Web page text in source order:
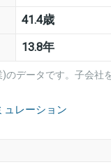
41.4歳
13.8年
データです。子会社
ュレーション